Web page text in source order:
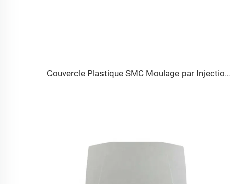
Couvercle Plastique SMC Moulage par Injection Boîtier Tianqin Mould Usine Chine Taizhou Fabricant